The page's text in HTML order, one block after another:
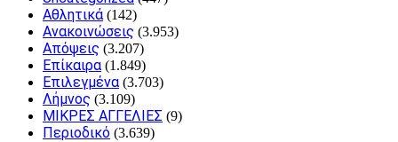
Αθλητικά (142)
Ανακοινώσεις (3.953)
Απόψεις (3.207)
Επίκαιρα (1.849)
Επιλεγμένα (3.703)
Λήμνος (3.109)
ΜΙΚΡΕΣ ΑΓΓΕΛΙΕΣ (9)
Περιοδικό (3.639)